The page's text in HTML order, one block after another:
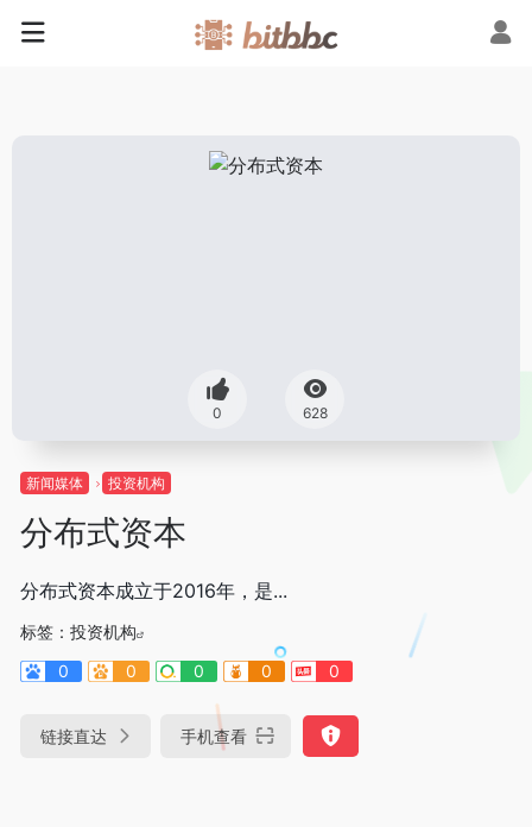
0 628
新闻媒体 投资机构
分布式资本
分布式资本成立于2016年，是...
标签： 投资机构
0
0 0 0 0
链接直达 手机查看